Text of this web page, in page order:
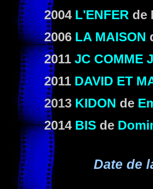
2004 L'ENFER de
2006 LA MAISON
2011 JC COMME
2011 DAVID ET
2013 KIDON de
2014 BIS de
Date de